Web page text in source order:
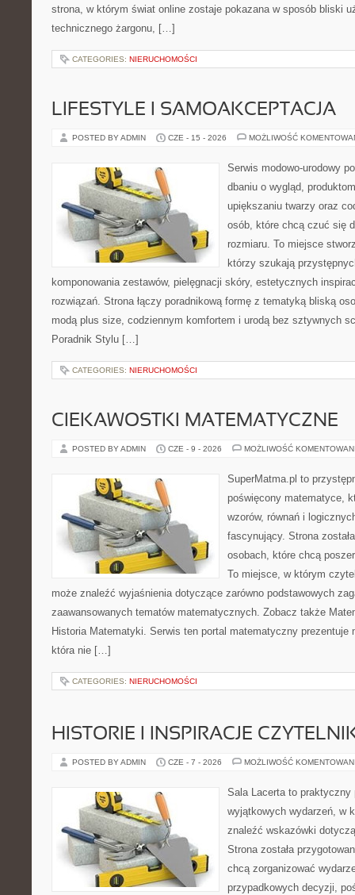
strona, w którym świat online zostaje pokazana w sposób bliski
technicznego żargonu, […]
CATEGORIES: NIERUCHOMOŚCI
LIFESTYLE I SAMOAKCEPTACJA
POSTED BY ADMIN CZE - 15 - 2026 MOŻLIWOŚĆ
Serwis modowo-urodowy
dbaniu o wygląd,
upiększaniu twarzy oraz
osób, które chcą czuć się
rozmiaru. To miejsce
którzy szukają
komponowania zestawów, pielęgnacji skóry, estetycznych
rozwiązań. Strona łączy poradnikową formę z tematyką bliską
modą plus size, codziennym komfortem i urodą bez sztywnych
Poradnik Stylu […]
CATEGORIES: NIERUCHOMOŚCI
CIEKAWOSTKI MATEMATYCZNE
POSTED BY ADMIN CZE - 9 - 2026 MOŻLIWOŚĆ
SuperMatma.pl to
poświęcony matematyce,
wzorów, równań i
fascynujący. Strona
osobach, które chcą
To miejsce, w którym
może znaleźć wyjaśnienia dotyczące zarówno podstawowych
zaawansowanych tematów matematycznych. Zobacz także
Historia Matematyki. Serwis ten portal matematyczny prezentuje
która nie […]
CATEGORIES: NIERUCHOMOŚCI
HISTORIE I INSPIRACJE
POSTED BY ADMIN CZE - 7 - 2026 MOŻLIWOŚĆ
Sala Lacerta to praktyczny
wyjątkowych wydarzeń, w
znaleźć wskazówki
Strona została
chcą zorganizować
przypadkowych decyzji,